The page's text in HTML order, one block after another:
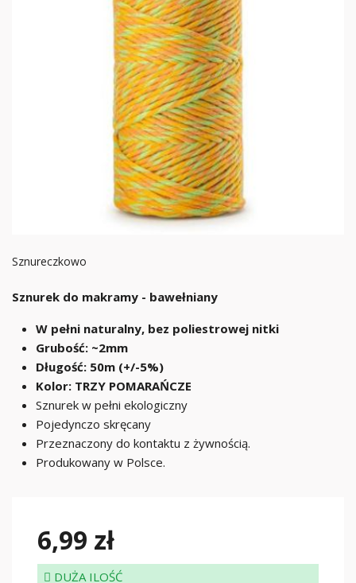
Sznureczkowo
Sznurek do makramy - bawełniany
W pełni naturalny, bez poliestrowej nitki
Grubość: ~2mm
Długość: 50m (+/-5%)
Kolor: TRZY POMARAŃCZE
Sznurek w pełni ekologiczny
Pojedynczo skręcany
Przeznaczony do kontaktu z żywnością.
Produkowany w Polsce.
6,99 zł
DUŻA ILOŚĆ